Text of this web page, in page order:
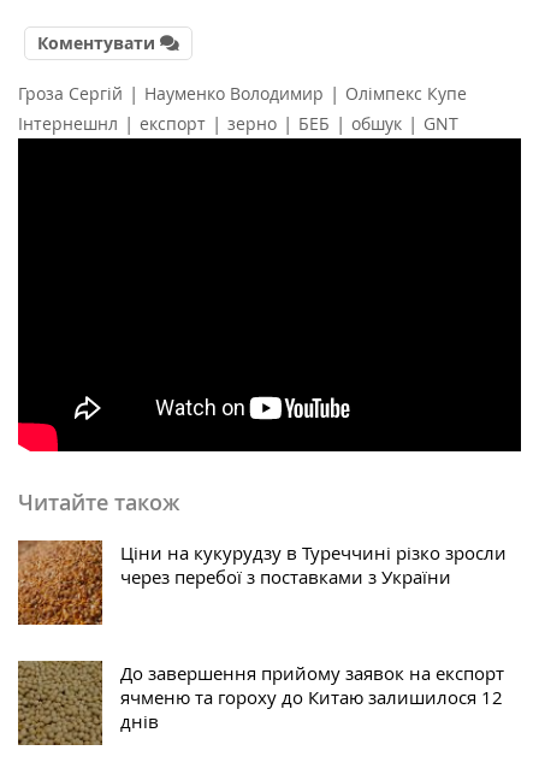
Коментувати
Гроза Сергій | Науменко Володимир | Олімпекс Купе
Інтернешнл | експорт | зерно | БЕБ | обшук | GNT
Читайте також
Ціни на кукурудзу в Туреччині різко зросли
через перебої з поставками з України
До завершення прийому заявок на експорт
ячменю та гороху до Китаю залишилося 12
днів